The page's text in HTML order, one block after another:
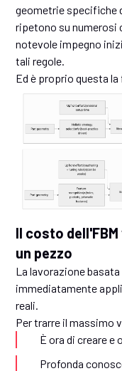
geometrie specifiche
ripetono su numerosi
notevole impegno
tali regole.
Ed è proprio questa
Il costo
un pezzo
La lavorazione
immediatamente
reali.
Per trarre il massimo
È ora di creare
Profonda